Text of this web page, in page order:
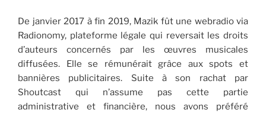
De janvier 2017 à fin 2019, Mazik fût une webradio via
Radionomy, plateforme légale qui reversait les droits
d’auteurs concernés par les œuvres musicales
diffusées. Elle se rémunérait grâce aux spots et
bannières publicitaires. Suite à son rachat par
Shoutcast qui n’assume pas cette partie
administrative et financière, nous avons préféré